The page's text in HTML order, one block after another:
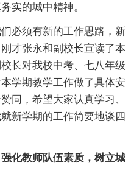
实的城中精神。
须有新的工作思路，新
才张永和副校长宣读了本
长对我校中考、七八年级
学期教学工作做了具体安
同，希望大家认真学习、
新学期的工作简要地谈四
教师队伍素质，树立城